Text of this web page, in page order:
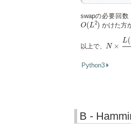
swapの必要回
O( L2)
O(L2)
かけた方
以上で、 N ×
L(
L−
Python3
B -